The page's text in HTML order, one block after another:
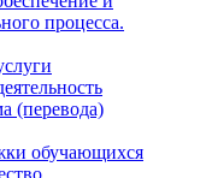
процесса.
(перевода)
обучающихся